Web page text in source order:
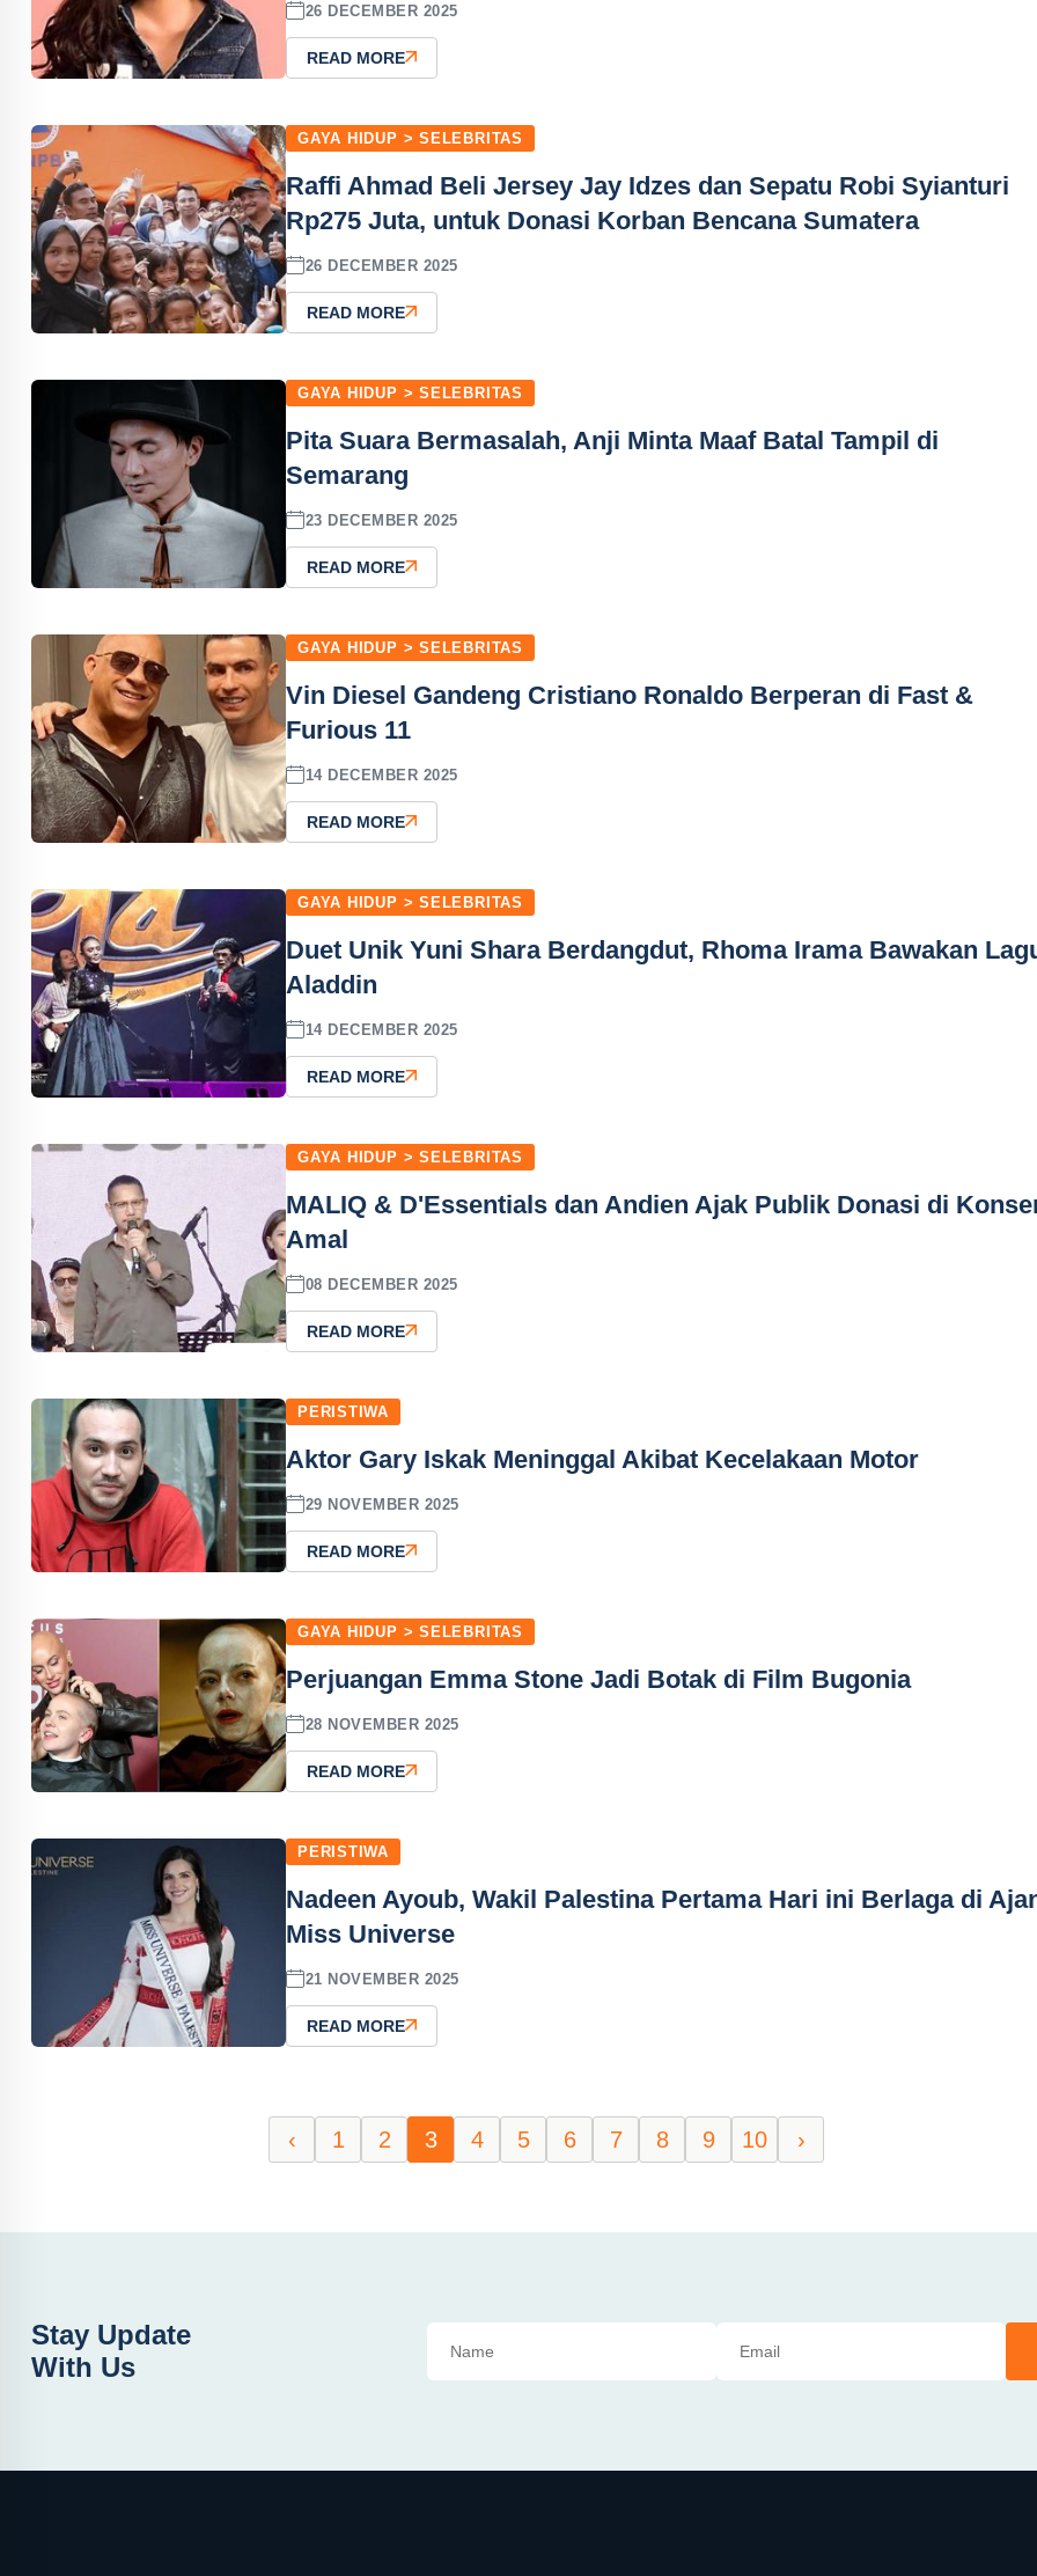
26 DECEMBER 2025
READ MORE
GAYA HIDUP > SELEBRITAS
Raffi Ahmad Beli Jersey Jay Idzes dan Sepatu Robi Syianturi
Rp275 Juta, untuk Donasi Korban Bencana Sumatera
26 DECEMBER 2025
READ MORE
GAYA HIDUP > SELEBRITAS
Pita Suara Bermasalah, Anji Minta Maaf Batal Tampil di
Semarang
23 DECEMBER 2025
READ MORE
GAYA HIDUP > SELEBRITAS
Vin Diesel Gandeng Cristiano Ronaldo Berperan di Fast &
Furious 11
14 DECEMBER 2025
READ MORE
GAYA HIDUP > SELEBRITAS
Duet Unik Yuni Shara Berdangdut, Rhoma Irama Bawakan
Aladdin
14 DECEMBER 2025
READ MORE
GAYA HIDUP > SELEBRITAS
MALIQ & D'Essentials dan Andien Ajak Publik Donasi di
Amal
08 DECEMBER 2025
READ MORE
PERISTIWA
Aktor Gary Iskak Meninggal Akibat Kecelakaan Motor
29 NOVEMBER 2025
READ MORE
GAYA HIDUP > SELEBRITAS
Perjuangan Emma Stone Jadi Botak di Film Bugonia
28 NOVEMBER 2025
READ MORE
PERISTIWA
Nadeen Ayoub, Wakil Palestina Pertama Hari ini Berlaga di
Miss Universe
21 NOVEMBER 2025
READ MORE
‹ 1 2 3 4 5 6 7 8 9 10 ›
Stay Update
With Us